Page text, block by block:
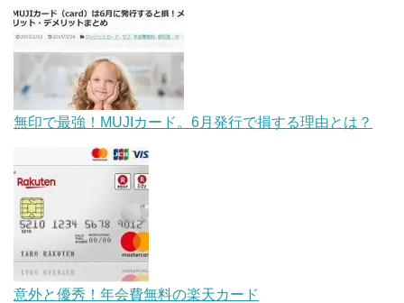
無印で最強！MUJIカード。6月発行で損する理由とは？
意外と優秀！年会費無料の楽天カード